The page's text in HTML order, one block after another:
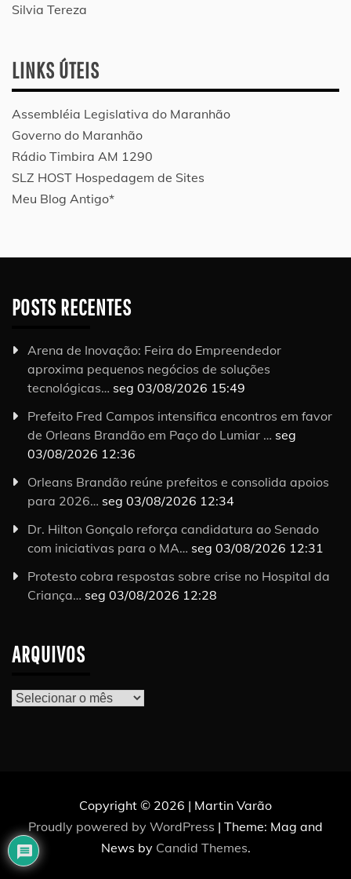
Silvia Tereza
LINKS ÚTEIS
Assembléia Legislativa do Maranhão
Governo do Maranhão
Rádio Timbira AM 1290
SLZ HOST Hospedagem de Sites
Meu Blog Antigo*
POSTS RECENTES
Arena de Inovação: Feira do Empreendedor
aproxima pequenos negócios de soluções
tecnológicas… seg 03/08/2026 15:49
Prefeito Fred Campos intensifica encontros em favor
de Orleans Brandão em Paço do Lumiar … seg
03/08/2026 12:36
Orleans Brandão reúne prefeitos e consolida apoios
para 2026… seg 03/08/2026 12:34
Dr. Hilton Gonçalo reforça candidatura ao Senado
com iniciativas para o MA… seg 03/08/2026 12:31
Protesto cobra respostas sobre crise no Hospital da
Criança… seg 03/08/2026 12:28
ARQUIVOS
Arquivos
Copyright © 2026 | Martin Varão
Proudly powered by WordPress | Theme: Mag and
News by Candid Themes.